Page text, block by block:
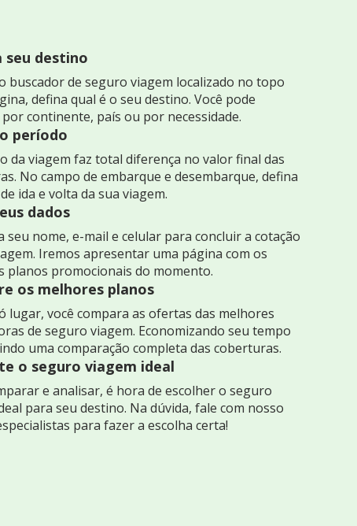
seu destino
buscador de seguro viagem localizado no topo
defina qual é o seu destino. Você pode
continente, país ou por necessidade.
período
da viagem faz total diferença no valor final das
No campo de embarque e desembarque, defina
ida e volta da sua viagem.
dados
seu nome, e-mail e celular para concluir a cotação
Iremos apresentar uma página com os
planos promocionais do momento.
os melhores planos
lugar, você compara as ofertas das melhores
de seguro viagem. Economizando seu tempo
uma comparação completa das coberturas.
o seguro viagem ideal
e analisar, é hora de escolher o seguro
para seu destino. Na dúvida, fale com nosso
para fazer a escolha certa!